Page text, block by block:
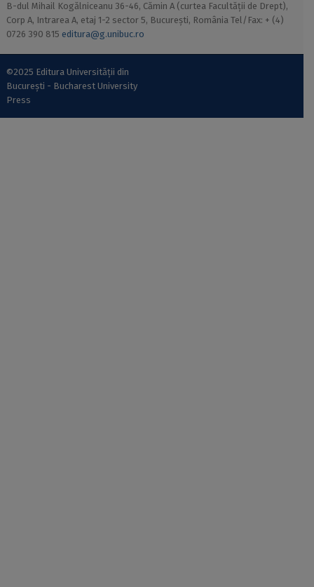
B-dul Mihail Kogălniceanu 36-46, Cămin A (curtea Facultății de Drept),
Corp A, Intrarea A, etaj 1-2 sector 5, București, România Tel/Fax: + (4)
0726 390 815 editura@g.unibuc.ro
©2025 Editura Universității din
București - Bucharest University
Press